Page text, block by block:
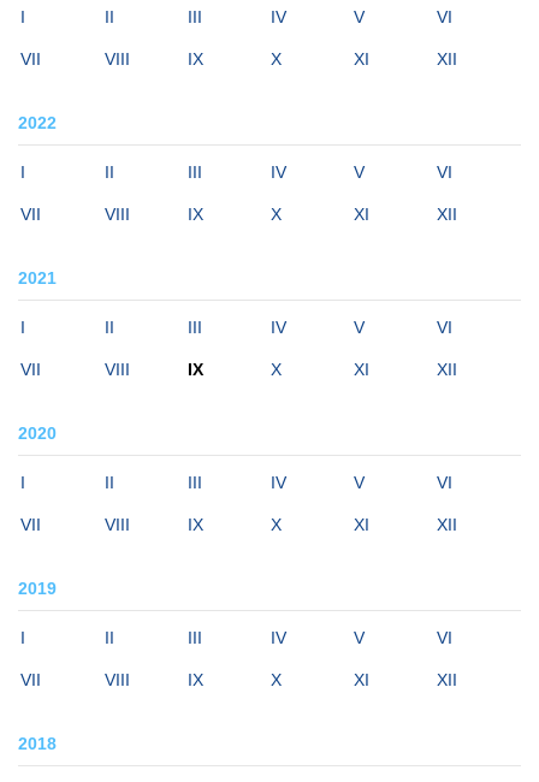
I II III IV V VI
VII VIII IX X XI XII
2022
I II III IV V VI
VII VIII IX X XI XII
2021
I II III IV V VI
VII VIII IX X XI XII
2020
I II III IV V VI
VII VIII IX X XI XII
2019
I II III IV V VI
VII VIII IX X XI XII
2018